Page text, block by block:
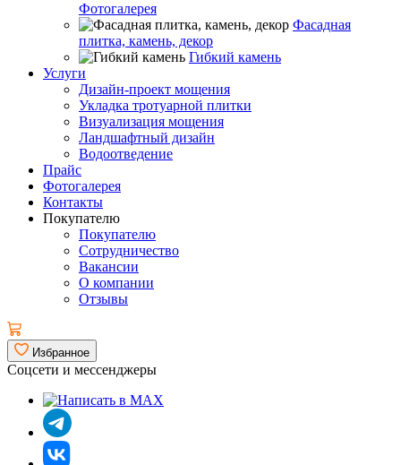
Фотогалерея
Фасадная
плитка, камень, декор
Гибкий камень
Услуги
Дизайн-проект мощения
Укладка тротуарной плитки
Визуализация мощения
Ландшафтный дизайн
Водоотведение
Прайс
Фотогалерея
Контакты
Покупателю
Покупателю
Сотрудничество
Вакансии
О компании
Отзывы
Избранное
Соцсети и мессенджеры